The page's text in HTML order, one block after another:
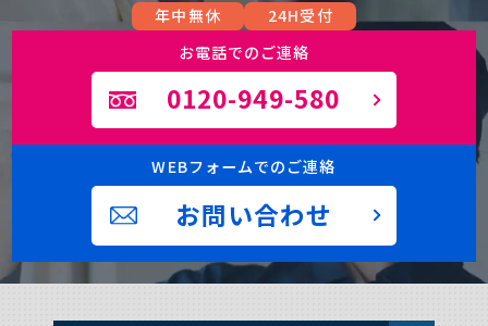
年中無休
24H受付
お電話でのご連絡
0120-949-580
WEBフォームでのご連絡
お問い合わせ